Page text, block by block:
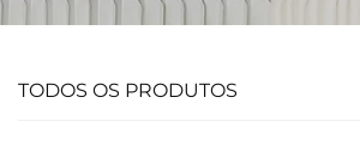
TODOS OS PRODUTOS